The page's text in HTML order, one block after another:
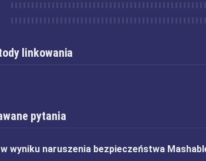
linkowania
pytania
wyniku naruszenia bezpieczeństwa